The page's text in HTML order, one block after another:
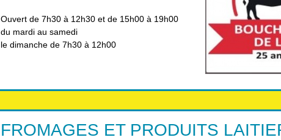
Ouvert de 7h30 à 12h30 et de 15h00 à 19h00
du mardi au samedi
le dimanche de 7h30 à 12h00
FROMAGES ET PRODUITS